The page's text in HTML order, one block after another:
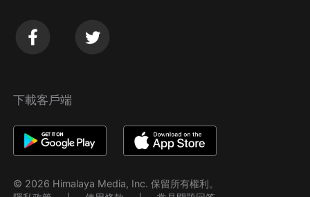
下載客戶端
© 2026 Himalaya Media, Inc. 保留所有權利。